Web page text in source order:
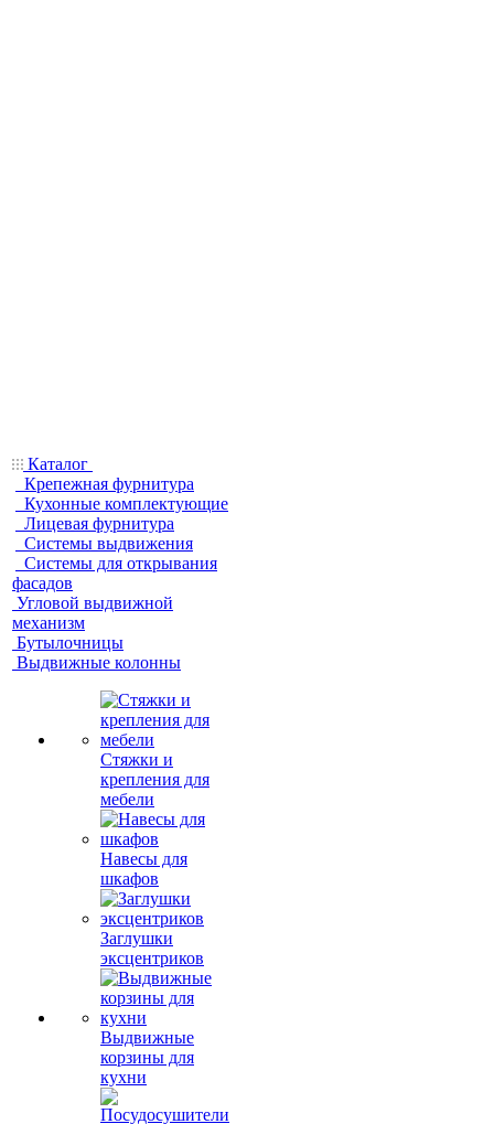
Каталог
Крепежная фурнитура
Кухонные комплектующие
Лицевая фурнитура
Системы выдвижения
Системы для открывания
фасадов
Угловой выдвижной
механизм
Бутылочницы
Выдвижные колонны
Стяжки и
крепления для
мебели
Навесы для
шкафов
Заглушки
эксцентриков
Выдвижные
корзины для
кухни